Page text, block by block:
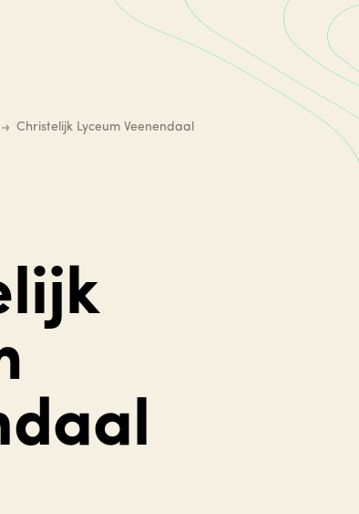
Christelijk Lyceum Veenendaal